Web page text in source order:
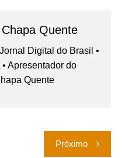
Quente
Digital do Brasil •
Apresentador do
Quente
Próximo